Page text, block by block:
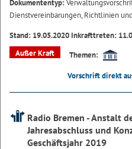
Dokumententyp:
Dienstvereinbarungen, Richtlinien
Stand: 19.05.2020 Inkrafttreten:
Außer Kraft
Themen:
Vorschrift direkt
Radio Bremen - Anstalt
Jahresabschluss und
Geschäftsjahr 2019